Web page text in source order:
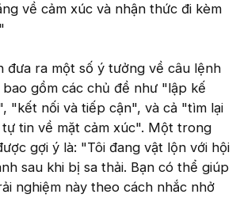
về cảm xúc và nhận thức đi kèm
đưa ra một số ý tưởng về câu lệnh
gồm các chủ đề như "lập kế
"kết nối và tiếp cận", và cả "tìm lại
tin về mặt cảm xúc". Một trong
gợi ý là: "Tôi đang vật lộn với hội
sau khi bị sa thải. Bạn có thể giúp
nghiệm này theo cách nhắc nhở